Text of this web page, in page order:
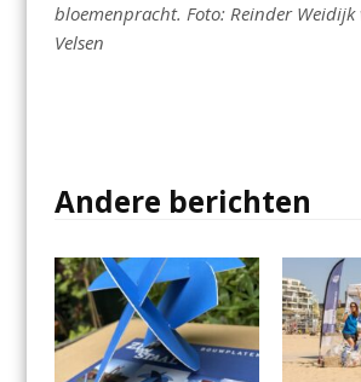
bloemenpracht. Foto: Reinder Weidijk
Velsen
Andere berichten